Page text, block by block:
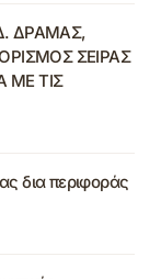
ΔΡΑΜΑΣ,
ΣΕΙΡΑΣ
ΤΙΣ
δια περιφοράς